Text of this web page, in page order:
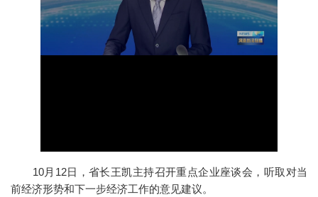
10月12日，省长王凯主持召开重点企业座谈会，听取对当
前经济形势和下一步经济工作的意见建议。